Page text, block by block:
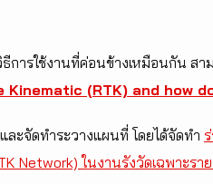
ารใช้งานที่ค่อนข้างเหมือนกัน สา
Kinematic (RTK) and how
ะจัดทำระวางแผนที่ โดยได้จัดทำ
Network) ในงานรังวัดเฉพาะร